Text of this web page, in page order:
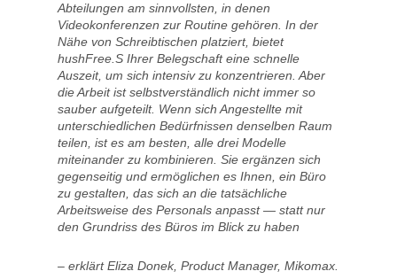
Abteilungen am sinnvollsten, in denen
Videokonferenzen zur Routine gehören. In der
Nähe von Schreibtischen platziert, bietet
hushFree.S Ihrer Belegschaft eine schnelle
Auszeit, um sich intensiv zu konzentrieren. Aber
die Arbeit ist selbstverständlich nicht immer so
sauber aufgeteilt. Wenn sich Angestellte mit
unterschiedlichen Bedürfnissen denselben Raum
teilen, ist es am besten, alle drei Modelle
miteinander zu kombinieren. Sie ergänzen sich
gegenseitig und ermöglichen es Ihnen, ein Büro
zu gestalten, das sich an die tatsächliche
Arbeitsweise des Personals anpasst — statt nur
den Grundriss des Büros im Blick zu haben
– erklärt Eliza Donek, Product Manager, Mikomax.